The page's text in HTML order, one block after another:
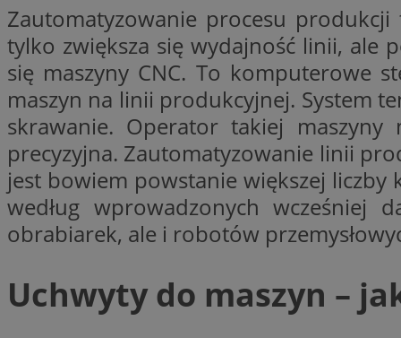
Zautomatyzowanie procesu
tylko zwiększa się wydajność linii, ale
się maszyny CNC. To komputerowe
maszyn na linii produkcyjnej. System
skrawanie. Operator takiej
precyzyjna. Zautomatyzowanie linii
jest bowiem powstanie większej
według wprowadzonych wcześniej
obrabiarek, ale i robotów
Uchwyty do maszyn –
SessID
QeSessID
MvSessID
__cf_bm
__cf_bm